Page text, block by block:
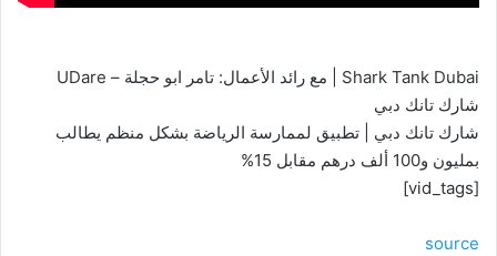
Shark Tank Dubai | مع رائد الأعمال: تامر ابو حجلة – UDare
شارك تانك دبي
شارك تانك دبي | تطبيق لممارسة الرياضة بشكل منظم يطالب
بمليون و100 ألف درهم مقابل 15%
[vid_tags]
source